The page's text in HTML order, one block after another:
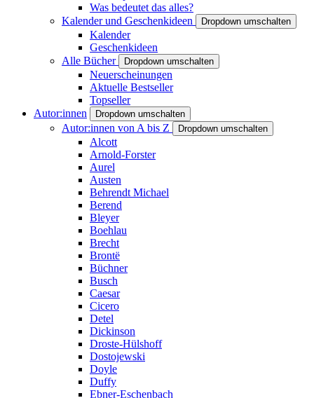
Was bedeutet das alles?
Kalender und Geschenkideen
Dropdown umschalten
Kalender
Geschenkideen
Alle Bücher
Dropdown umschalten
Neuerscheinungen
Aktuelle Bestseller
Topseller
Autor:innen
Dropdown umschalten
Autor:innen von A bis Z Dropdown umschalten
Alcott
Arnold-Forster
Aurel
Austen
Behrendt Michael
Berend
Bleyer
Boehlau
Brecht
Brontë
Büchner
Busch
Caesar
Cicero
Detel
Dickinson
Droste-Hülshoff
Dostojewski
Doyle
Duffy
Ebner-Eschenbach